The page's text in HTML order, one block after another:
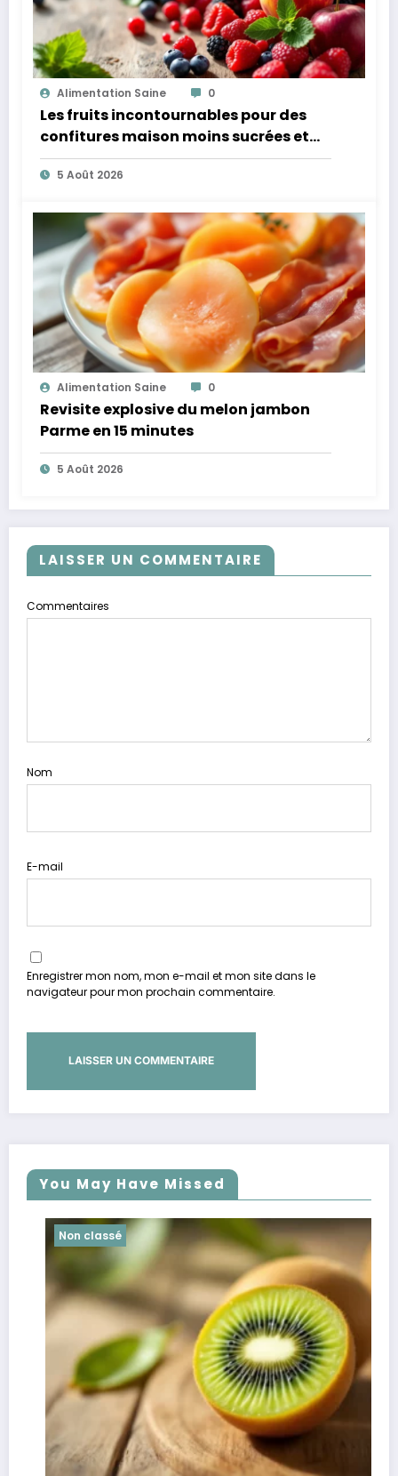
Alimentation Saine 0
Les fruits incontournables pour des
confitures maison moins sucrées et
plus légères
5 Août 2026
Alimentation Saine 0
Revisite explosive du melon jambon
Parme en 15 minutes
5 Août 2026
LAISSER UN COMMENTAIRE
Commentaires
Nom
E-mail
Enregistrer mon nom, mon e-mail et mon site dans le
navigateur pour mon prochain commentaire.
You May Have Missed
Non classé